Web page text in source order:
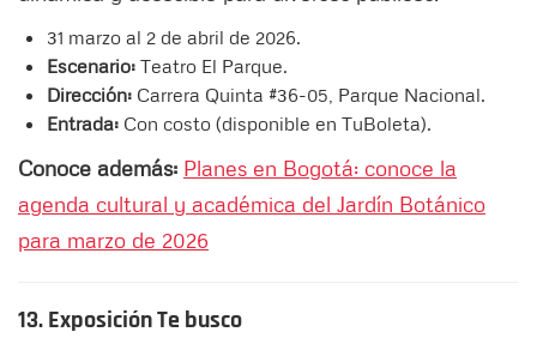
31 marzo al 2 de abril de 2026.
Escenario: Teatro El Parque.
Dirección: Carrera Quinta #36-05, Parque Nacional.
Entrada: Con costo (disponible en TuBoleta).
Conoce además: Planes en Bogotá: conoce la
agenda cultural y académica del Jardín Botánico
para marzo de 2026
13. Exposición Te busco